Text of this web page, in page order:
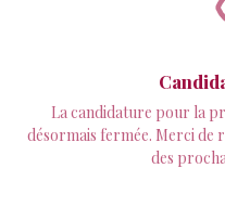
La candidature pour la
désormais fermée. Merci
des